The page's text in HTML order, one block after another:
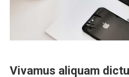
Vivamus aliquam